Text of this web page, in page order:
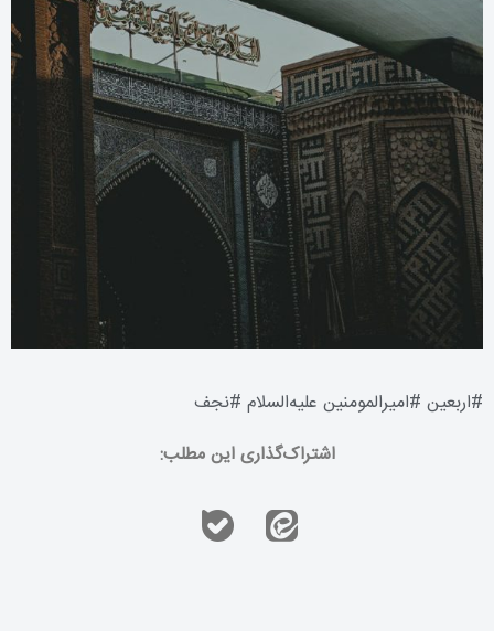
#اربعین #امیرالمومنین علیه‌السلام #نجف
اشتراک‌گذاری این مطلب: